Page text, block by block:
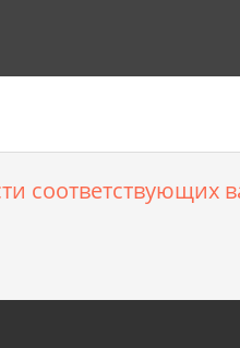
соответствующих